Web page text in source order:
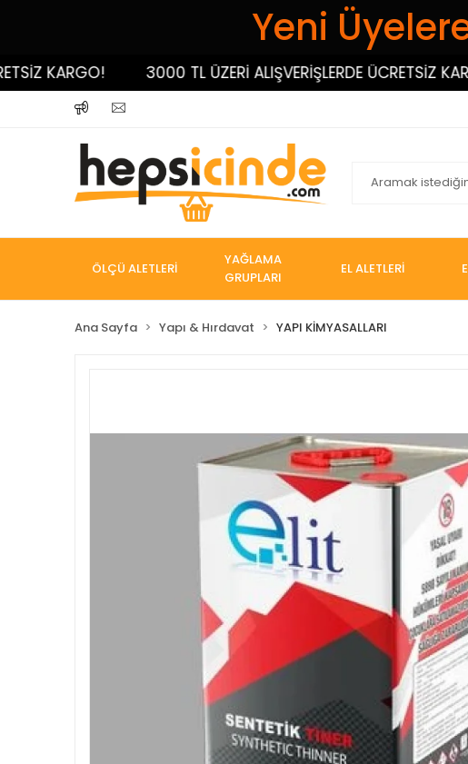
Yeni
KARGO! 3000 TL ÜZERİ ALIŞVERİŞLERDE ÜCRETSİZ
ÖLÇÜ ALETLERİ
YAĞLAMA
GRUPLARI
EL ALETLERİ
Ana Sayfa Yapı & Hırdavat YAPI KİMYASALLARI